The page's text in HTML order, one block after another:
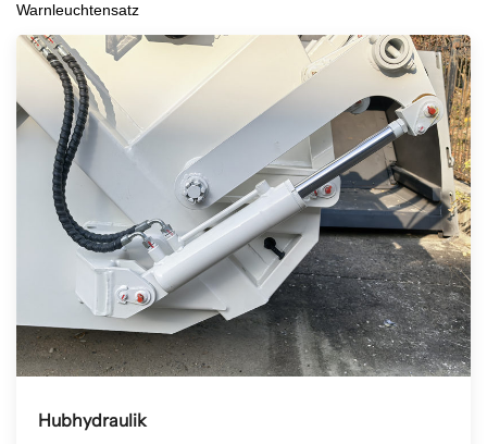
Warnleuchtensatz
Hubhydraulik